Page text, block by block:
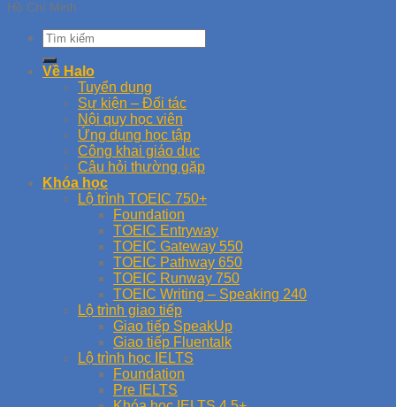
Hồ Chí Minh
Về Halo
Tuyển dụng
Sự kiện – Đối tác
Nội quy học viên
Ứng dụng học tập
Công khai giáo dục
Câu hỏi thường gặp
Khóa học
Lộ trình TOEIC 750+
Foundation
TOEIC Entryway
TOEIC Gateway 550
TOEIC Pathway 650
TOEIC Runway 750
TOEIC Writing – Speaking 240
Lộ trình giao tiếp
Giao tiếp SpeakUp
Giao tiếp Fluentalk
Lộ trình học IELTS
Foundation
Pre IELTS